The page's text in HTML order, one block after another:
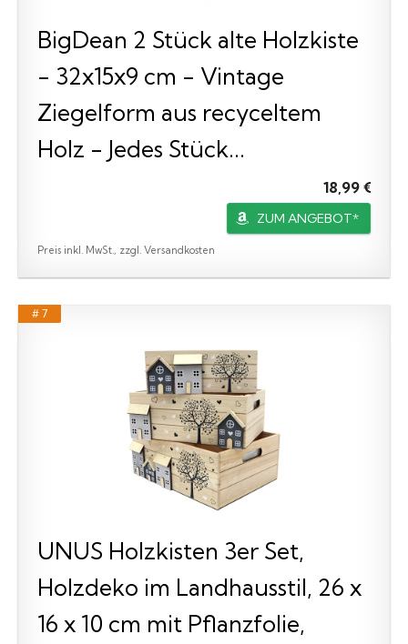
BigDean 2 Stück alte Holzkiste
- 32x15x9 cm - Vintage
Ziegelform aus recyceltem
Holz - Jedes Stück...
18,99 €
ZUM ANGEBOT*
Preis inkl. MwSt., zzgl. Versandkosten
# 7
UNUS Holzkisten 3er Set,
Holzdeko im Landhausstil, 26 x
16 x 10 cm mit Pflanzfolie,